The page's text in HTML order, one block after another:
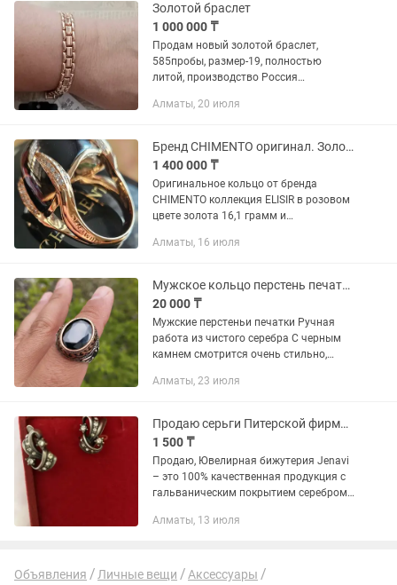
Золотой браслет
1 000 000 ₸
Продам новый золотой браслет,
585пробы, размер-19, полностью
литой, производство Россия
качества, адрес производителя "Эстет"
Алматы, 20 июля
Бренд СНІМЕNТО оригинал. Золотое кольцо 750 пробы с бриллиантами.
1 400 000 ₸
Оригинальное кольцо от бренда
СНІМЕNТО коллекция ELISIR в розовом
цвете золота 16,1 грамм и
чистоты и цвета. По середине кольца
Алматы, 16 июля
Мужское кольцо перстень печатка
20 000 ₸
Мужские перстеньи печатки Ручная
работа из чистого серебра С черным
камнем смотрится очень стильно,
новые Чистое серебро любые проверки
Алматы, 23 июля
Продаю серьги Питерской фирмы Jenavi
1 500 ₸
Продаю, Ювелирная бижутерия Jenavi
– это 100% качественная продукция с
гальваническим покрытием серебром
украшений гипоаллергенно и подходит
Алматы, 13 июля
Объявления Личные вещи
Аксессуары